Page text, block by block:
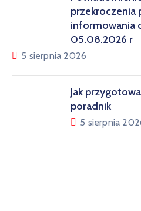
przekroczenia
informowania
05.08.2026 r
5 sierpnia 2026
Jak
poradnik
5 sierpnia